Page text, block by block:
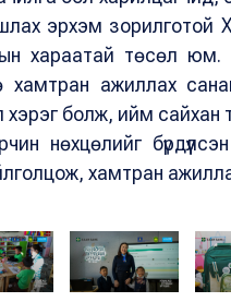
эрхэм зорилготой
хараатай төсөл
ажиллах
болж, ийм сайхан
нөхцөлийг
хамтран